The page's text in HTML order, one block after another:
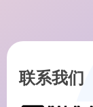
联系我们